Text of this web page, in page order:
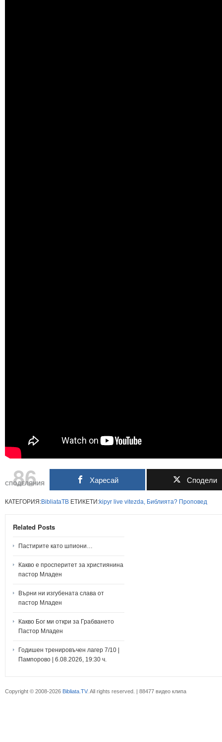
86
СПОДЕЛЯНИЯ Харесай Сподели
КАТЕГОРИЯ:BibliataTB ЕТИКЕТИ:kipyr live vitezda, Библията? Проповед
Related Posts
Пастирите като шпиони…
Какво е просперитет за християнина
пастор Младен
Върни ни изгубената слава от
пастор Младен
Какво Бог ми откри за Грабването
Пастор Младен
Годишен тренировъчен лагер 7/10 |
Пампорово | 6.08.2026, 19:30 ч.
Copyright © 2008-2026 Bibliata.TV. All rights reserved. | 88477 видео клипа